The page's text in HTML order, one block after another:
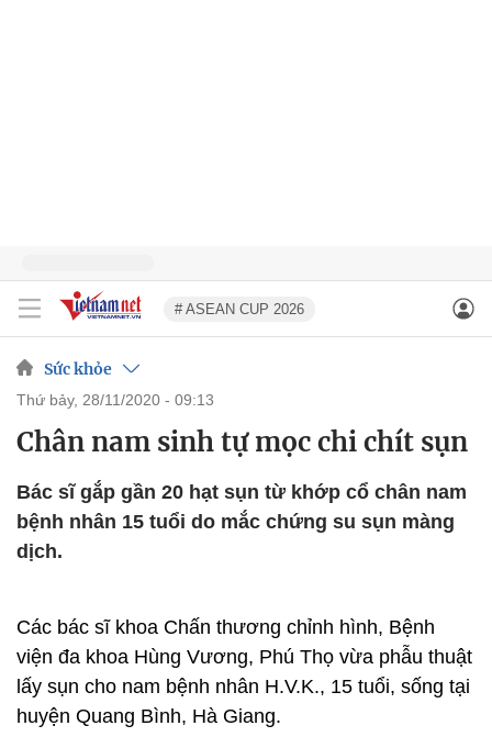
# ASEAN CUP 2026
Sức khỏe
thứ bảy, 28/11/2020 - 09:13
Chân nam sinh tự mọc chi chít sụn
Bác sĩ gắp gần 20 hạt sụn từ khớp cổ chân nam
bệnh nhân 15 tuổi do mắc chứng su sụn màng
dịch.
Các bác sĩ khoa Chấn thương chỉnh hình, Bệnh
viện đa khoa Hùng Vương, Phú Thọ vừa phẫu thuật
lấy sụn cho nam bệnh nhân H.V.K., 15 tuổi, sống tại
huyện Quang Bình, Hà Giang.